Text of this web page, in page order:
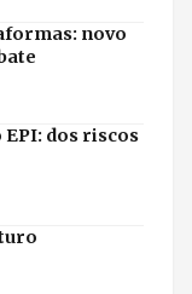
novo
EPI: dos riscos